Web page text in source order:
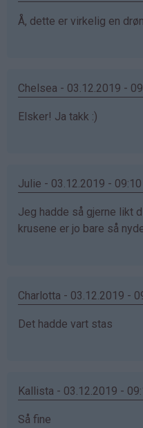
Å, dette er virkelig en
Chelsea - 03.12.2019 -
Elsker! Ja takk :)
Julie - 03.12.2019 - 09:10
Jeg hadde så gjerne likt
krusene er jo bare så
Charlotta - 03.12.2019 -
Det hadde vart stas
Kallista - 03.12.2019 -
Så fine